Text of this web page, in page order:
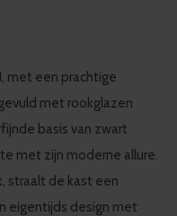
met een prachtige
met rookglazen
basis van zwart
met zijn moderne allure.
straalt de kast een
eigentijds design met